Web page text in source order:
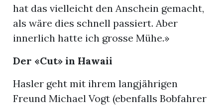
hat das vielleicht den Anschein gemacht,
als wäre dies schnell passiert. Aber
innerlich hatte ich grosse Mühe.»
Der «Cut» in Hawaii
Hasler geht mit ihrem langjährigen
Freund Michael Vogt (ebenfalls Bobfahrer